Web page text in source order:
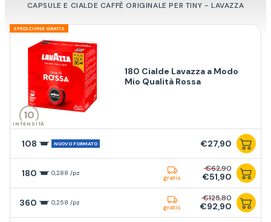
CAPSULE E CIALDE CAFFÈ ORIGINALE PER TINY - LAVAZZA
SPEDIZIONE GRATIS
10
INTENSITÀ
180 Cialde Lavazza a Modo
Mio Qualità Rossa
108 NUOVO FORMATO €27,90
180 0,288 /pz
gratis
€62,90
€51,90
360 0,258 /pz
gratis
€125,80
€92,90